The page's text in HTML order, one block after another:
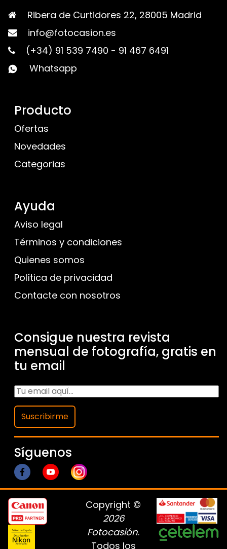
Ribera de Curtidores 22, 28005 Madrid
info@fotocasion.es
(+34) 91 539 7490 - 91 467 6491
Whatsapp
Producto
Ofertas
Novedades
Categorias
Ayuda
Aviso legal
Términos y condiciones
Quienes somos
Política de privacidad
Contacte con nosotros
Consigue nuestra revista
mensual de fotografía, gratis en
tu email
Suscribirme
Síguenos
Copyright ©
2026
Fotocasión.
Todos los